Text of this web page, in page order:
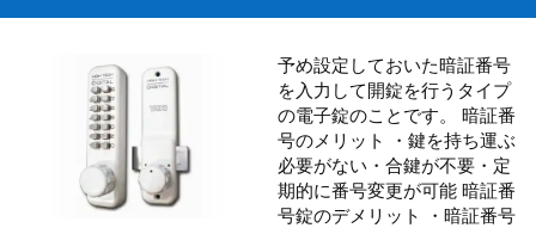
予め設定しておいた暗証番号
を入力して開錠を行うタイプ
の電子錠のことです。 暗証番
号のメリット ・鍵を持ち運ぶ
必要がない・合鍵が不要・定
期的に番号変更が可能 暗証番
号錠のデメリット ・暗証番号